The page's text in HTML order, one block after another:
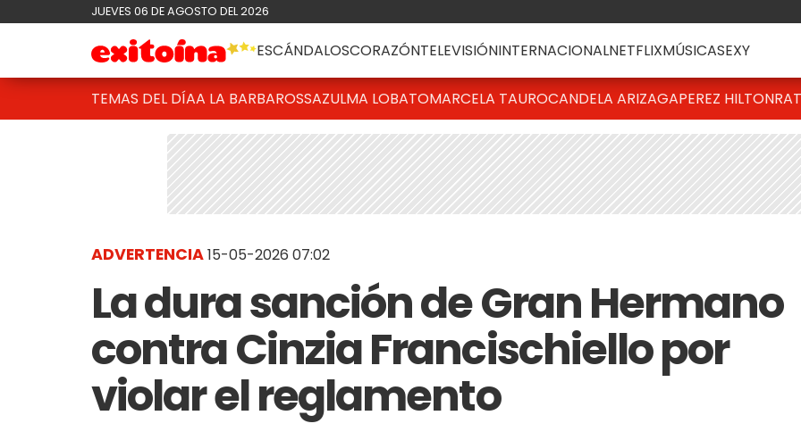
JUEVES 06 DE AGOSTO DEL 2026
ESCÁNDALOSCORAZÓNTELEVISIÓNINTERNACIONALNETFLIXMÚSICASEXY
TEMAS DEL DÍAA LA BARBAROSSAZULMA LOBATOMARCELA TAUROCANDELA ARIZAGAPEREZ HILTON
ADVERTENCIA15-05-2026 07:02
La dura sanción de Gran Hermano
contra Cinzia Francischiello por
violar el reglamento